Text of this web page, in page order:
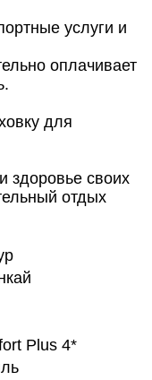
услуги и
оплачивает
для
здоровье своих
отдых
Plus 4*